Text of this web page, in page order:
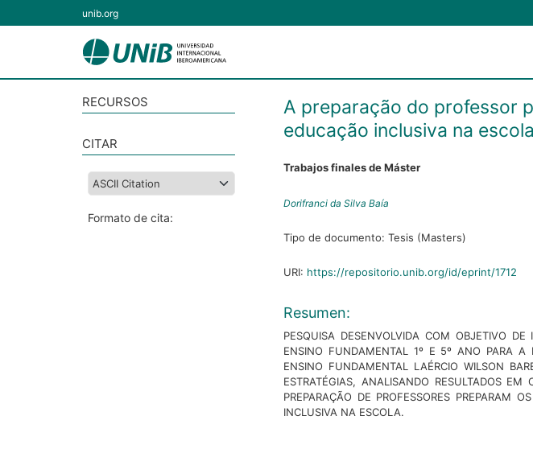
unib.org
RECURSOS
CITAR
Formato de cita:
A preparação do professor
educação inclusiva na escola
Trabajos finales de Máster
Dorifranci da Silva Baía
Tipo de documento: Tesis (Masters)
URI: https://repositorio.unib.org/id/eprint/1712
Resumen:
PESQUISA DESENVOLVIDA COM OBJETIVO DE
ENSINO FUNDAMENTAL 1º E 5º ANO PARA A
ENSINO FUNDAMENTAL LAÉRCIO WILSON
ESTRATÉGIAS, ANALISANDO RESULTADOS
PREPARAÇÃO DE PROFESSORES PREPARAM
INCLUSIVA NA ESCOLA.